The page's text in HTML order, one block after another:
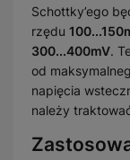
Schottky’ego
rzędu
300...400mV.
od
napięcia
należy